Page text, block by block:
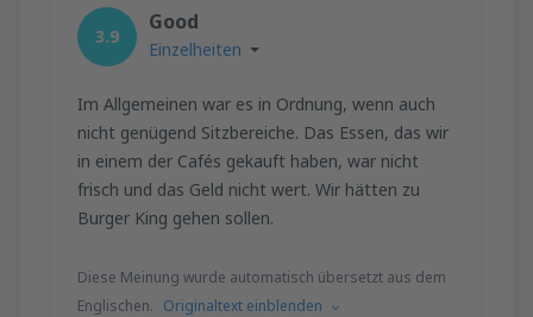
3.9
Good
Einzelheiten
Im Allgemeinen war es in Ordnung, wenn auch
nicht genügend Sitzbereiche. Das Essen, das wir
in einem der Cafés gekauft haben, war nicht
frisch und das Geld nicht wert. Wir hätten zu
Burger King gehen sollen.
Diese Meinung wurde automatisch übersetzt aus dem
Englischen. Originaltext einblenden